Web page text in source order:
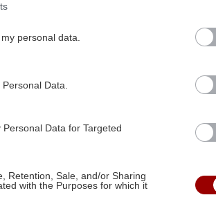
personal data.
Data.
Data for Targeted
Retention, Sale, and/or Sharing
with the Purposes for which it